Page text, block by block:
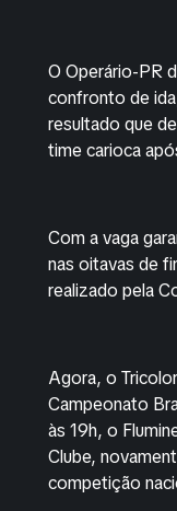
O Operário-PR
confronto de
resultado que
time carioca
Com a vaga
nas oitavas de
realizado pela
Agora, o
Campeonato
às 19h, o
Clube,
competição